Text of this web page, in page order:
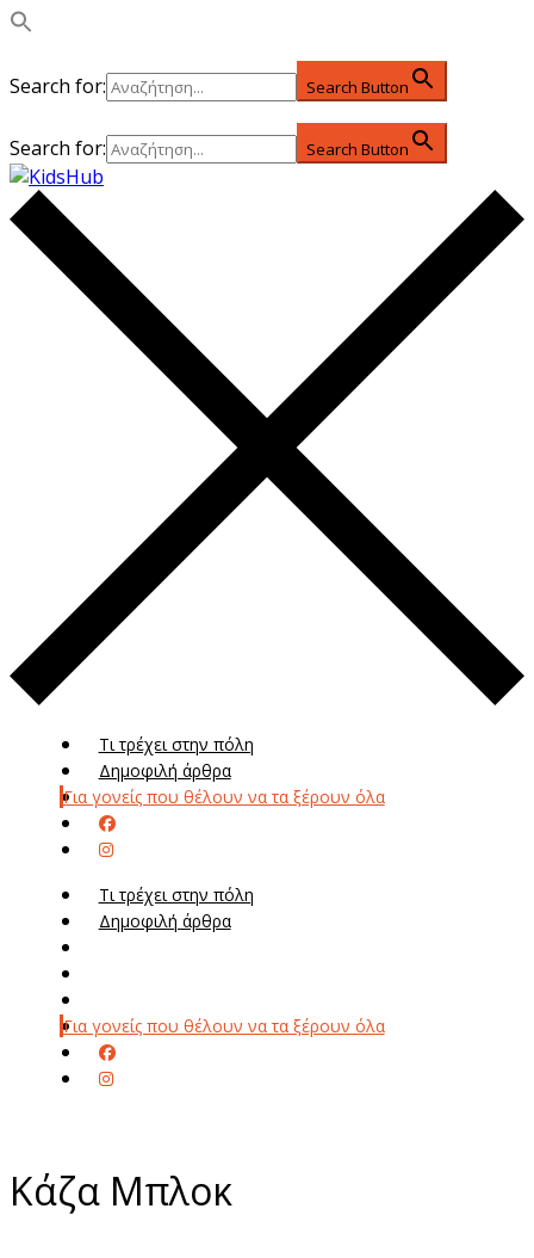
Search for: Search Button
Search for: Search Button
Τι τρέχει στην πόλη
Δημοφιλή άρθρα
Για γονείς που θέλουν να τα ξέρουν όλα
Τι τρέχει στην πόλη
Δημοφιλή άρθρα
Για γονείς που θέλουν να τα ξέρουν όλα
Κάζα Μπλοκ